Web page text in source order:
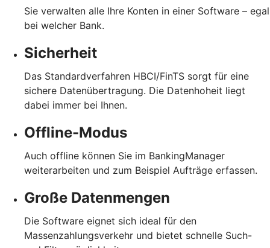
Sie verwalten alle Ihre Konten in einer Software – egal
bei welcher Bank.
Sicherheit
Das Standardverfahren HBCI/FinTS sorgt für eine
sichere Datenübertragung. Die Datenhoheit liegt
dabei immer bei Ihnen.
Offline-Modus
Auch offline können Sie im BankingManager
weiterarbeiten und zum Beispiel Aufträge erfassen.
Große Datenmengen
Die Software eignet sich ideal für den
Massenzahlungsverkehr und bietet schnelle Such-